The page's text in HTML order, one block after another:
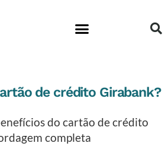
de crédito Girabank?
do cartão de crédito
completa